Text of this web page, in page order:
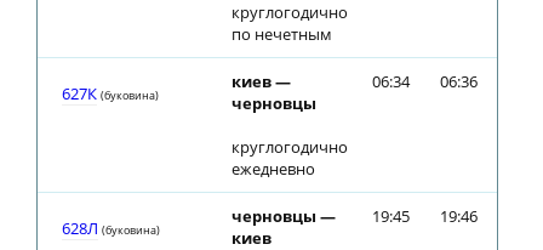
круглогодично
по нечетным
627К (буковина)
киев —
черновцы
круглогодично
ежедневно
06:34 06:36
628Л (буковина)
черновцы —
киев
19:45 19:46